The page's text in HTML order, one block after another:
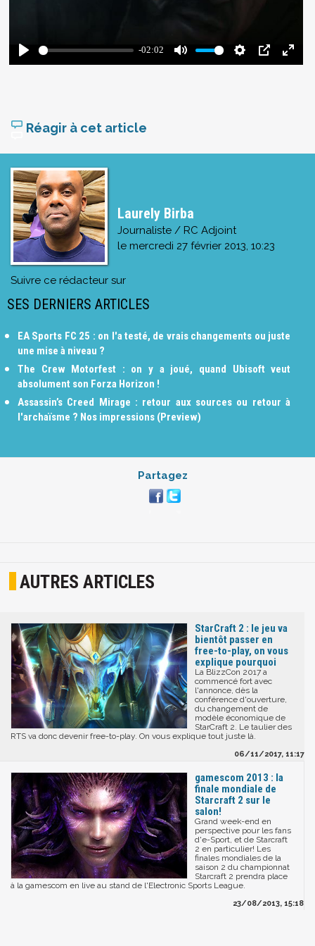
Réagir à cet article
Laurely Birba
Journaliste / RC Adjoint
le mercredi 27 février 2013, 10:23
Suivre ce rédacteur sur
SES DERNIERS ARTICLES
EA Sports FC 25 : on l'a testé, de vrais changements ou juste
une mise à niveau ?
The Crew Motorfest : on y a joué, quand Ubisoft veut
absolument son Forza Horizon !
Assassin’s Creed Mirage : retour aux sources ou retour à
l'archaïsme ? Nos impressions (Preview)
Partagez
AUTRES ARTICLES
StarCraft 2 : le jeu va
bientôt passer en
free-to-play, on vous
explique pourquoi
La BlizzCon 2017 a
commencé fort avec
l'annonce, dès la
conférence d'ouverture,
du changement de
modèle économique de
StarCraft 2. Le taulier des
RTS va donc devenir free-to-play. On vous explique tout juste là.
06/11/2017, 11:17
gamescom 2013 : la
finale mondiale de
Starcraft 2 sur le
salon!
Grand week-end en
perspective pour les fans
d'e-Sport, et de Starcraft
2 en particulier! Les
finales mondiales de la
saison 2 du championnat
Starcraft 2 prendra place
à la gamescom en live au stand de l'Electronic Sports League.
23/08/2013, 15:18